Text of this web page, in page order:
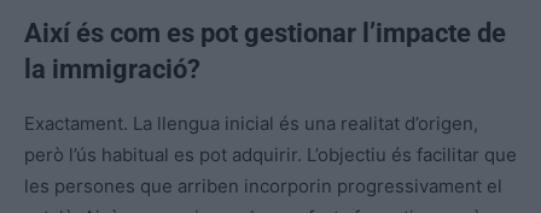
Així és com es pot gestionar l’impacte de
la immigració?
Exactament. La llengua inicial és una realitat d’origen,
però l’ús habitual es pot adquirir. L’objectiu és facilitar que
les persones que arriben incorporin progressivament el